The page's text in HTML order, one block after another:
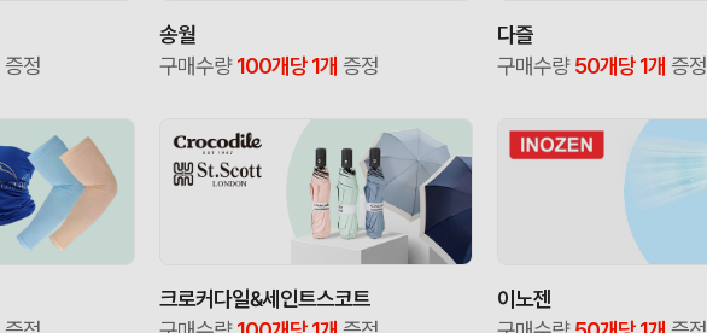
증정
송월
구매수량100개당 1개 증정
다즐
구매수량50개당 1개 증정
크로커다일&세인트스코트
이노젠